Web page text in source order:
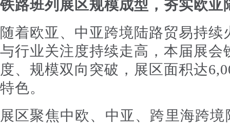
铁路班列展区规模成型，夯实欧亚
随着欧亚、中亚跨境陆路贸易持
与行业关注度持续走高，本届展会
度、规模双向突破，展区面积达
特色。
展区聚焦中欧、中亚、跨里海跨